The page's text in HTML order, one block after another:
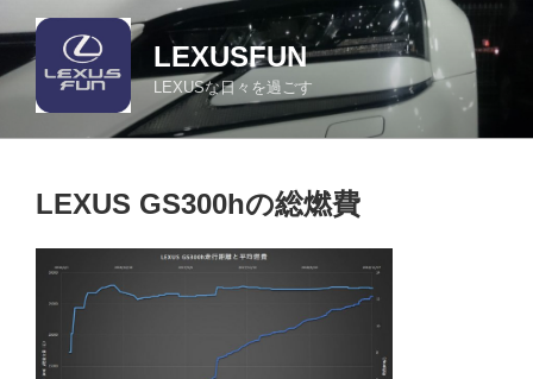
ン
テ
LEXUSFUN
LEXUSな日々を過ごす
LEXUS GS300hの総燃費